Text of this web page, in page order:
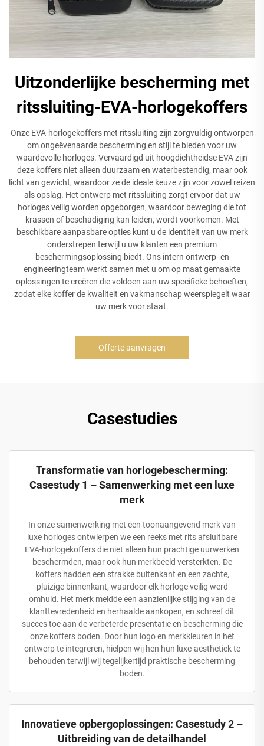
Uitzonderlijke bescherming met
ritssluiting-EVA-horlogekoffers
Onze EVA-horlogekoffers met ritssluiting zijn zorgvuldig ontworpen
om ongeëvenaarde bescherming en stijl te bieden voor uw
waardevolle horloges. Vervaardigd uit hoogdichtheidse EVA zijn
deze koffers niet alleen duurzaam en waterbestendig, maar ook
licht van gewicht, waardoor ze de ideale keuze zijn voor zowel reizen
als opslag. Het ontwerp met ritssluiting zorgt ervoor dat uw
horloges veilig worden opgeborgen, waardoor beweging die tot
krassen of beschadiging kan leiden, wordt voorkomen. Met
beschikbare aanpasbare opties kunt u de identiteit van uw merk
onderstrepen terwijl u uw klanten een premium
beschermingsoplossing biedt. Ons intern ontwerp- en
engineeringteam werkt samen met u om op maat gemaakte
oplossingen te creëren die voldoen aan uw specifieke behoeften,
zodat elke koffer de kwaliteit en vakmanschap weerspiegelt waar
uw merk voor staat.
Offerte aanvragen
Casestudies
Transformatie van horlogebescherming:
Casestudy 1 – Samenwerking met een luxe
merk
In onze samenwerking met een toonaangevend merk van
luxe horloges ontwierpen we een reeks met rits afsluitbare
EVA-horlogekoffers die niet alleen hun prachtige uurwerken
beschermden, maar ook hun merkbeeld versterkten. De
koffers hadden een strakke buitenkant en een zachte,
pluizige binnenkant, waardoor elk horloge veilig werd
omhuld. Het merk meldde een aanzienlijke stijging van de
klanttevredenheid en herhaalde aankopen, en schreef dit
succes toe aan de verbeterde presentatie en bescherming die
onze koffers boden. Door hun logo en merkkleuren in het
ontwerp te integreren, hielpen wij hen hun luxe-aesthetiek te
behouden terwijl wij tegelijkertijd praktische bescherming
boden.
Innovatieve opbergoplossingen: Casestudy 2 –
Uitbreiding van de detailhandel